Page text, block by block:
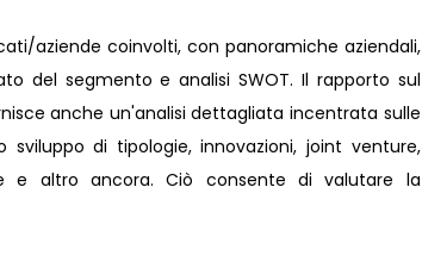
aziende coinvolti, con panoramiche aziendali,
del segmento e analisi SWOT. Il rapporto sul
anche un'analisi dettagliata incentrata sulle
di tipologie, innovazioni, joint venture,
e altro ancora. Ciò consente di valutare la